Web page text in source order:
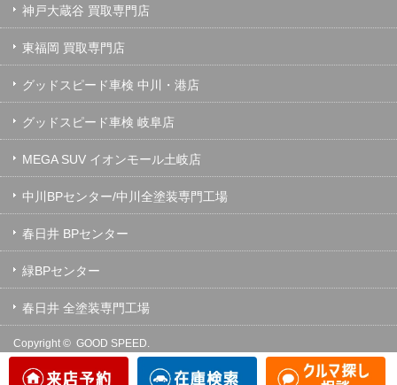
神戸大蔵谷 買取専門店
東福岡 買取専門店
グッドスピード車検 中川・港店
グッドスピード車検 岐阜店
MEGA SUV イオンモール土岐店
中川BPセンター/中川全塗装専門工場
春日井 BPセンター
緑BPセンター
春日井 全塗装専門工場
Copyright © GOOD SPEED.